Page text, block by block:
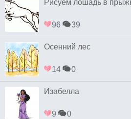
Рисуем лошадь в
96 39
Осенний лес
14 0
Изабелла
9 0